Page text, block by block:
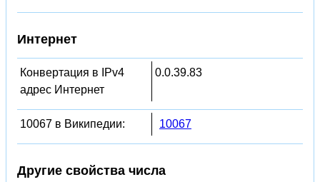
Интернет
Конвертация в IPv4
адрес Интернет
0.0.39.83
10067 в Википедии: 10067
Другие свойства числа